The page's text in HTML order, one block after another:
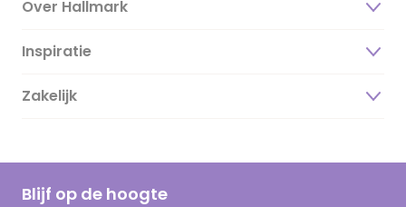
Over Hallmark
Over ons
Duurzaamheid
Hallmark Kaartclub
Inspiratie
Magazine
Cadeau inspiratie
Op kamp gedichten en versjes
Zakelijk
Blijf op de hoogte